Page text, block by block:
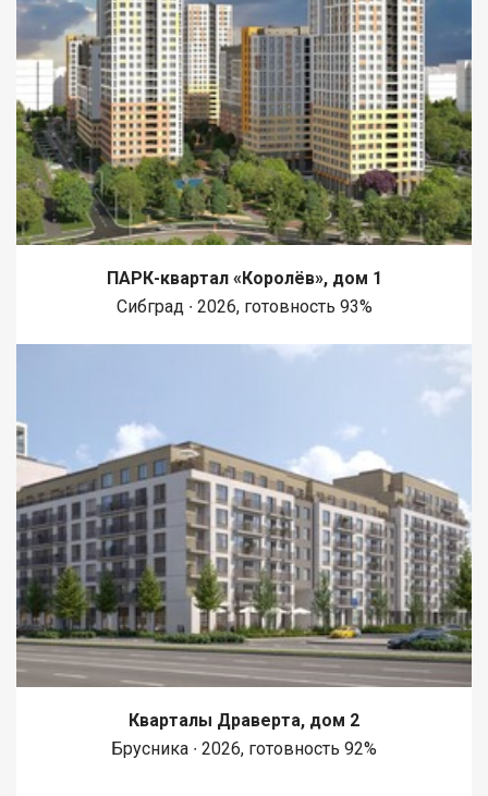
ПАРК-квартал «Королёв», дом 1
Сибград ∙ 2026, готовность 93%
Кварталы Драверта, дом 2
Брусника ∙ 2026, готовность 92%